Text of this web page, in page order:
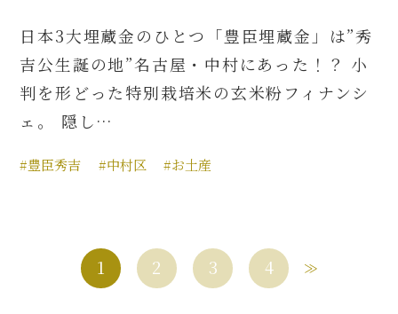
日本3大埋蔵金のひとつ「豊臣埋蔵金」は”秀
吉公生誕の地”名古屋・中村にあった！？ 小
判を形どった特別栽培米の玄米粉フィナンシ
ェ。 隠し…
#豊臣秀吉 #中村区 #お土産
1 2 3 4